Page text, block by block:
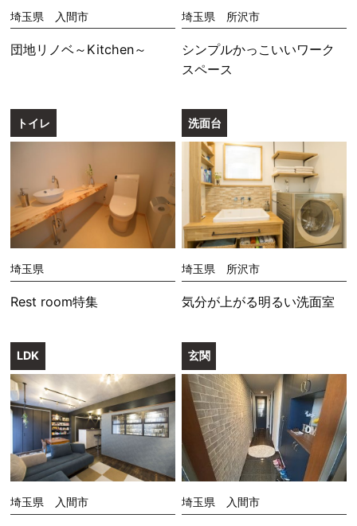
埼玉県 入間市
団地リノベ～Kitchen～
埼玉県 所沢市
シンプルかっこいいワーク
スペース
トイレ
埼玉県
Rest room特集
洗面台
埼玉県 所沢市
気分が上がる明るい洗面室
LDK
埼玉県 入間市
玄関
埼玉県 入間市